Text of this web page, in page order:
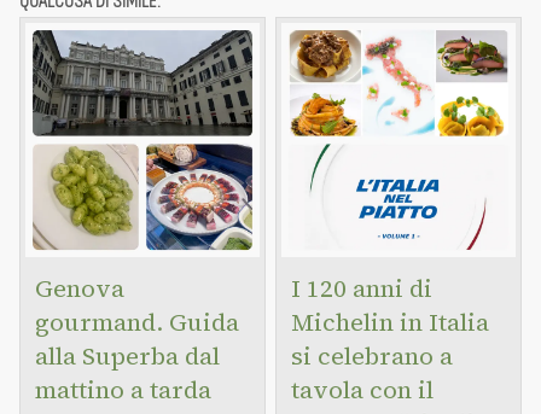
Genova
gourmand. Guida
alla Superba dal
mattino a tarda
I 120 anni di
Michelin in Italia
si celebrano a
tavola con il